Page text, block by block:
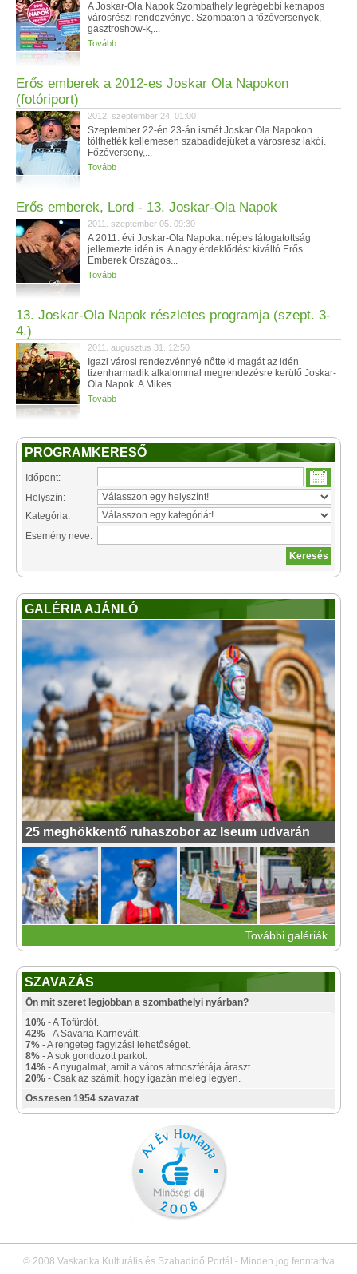
A Joskar-Ola Napok Szombathely legrégebbi kétnapos
városrészi rendezvénye. Szombaton a főzőversenyek,
gasztroshow-k,...
Tovább
Erős emberek a 2012-es Joskar Ola Napokon
(fotóriport)
2012. szeptember 24. 01:00
Szeptember 22-én 23-án ismét Joskar Ola Napokon
tölthették kellemesen szabadidejüket a városrész lakói.
Főzőverseny,...
Tovább
Erős emberek, Lord - 13. Joskar-Ola Napok
2011. szeptember 05. 09:30
A 2011. évi Joskar-Ola Napokat népes látogatottság
jellemezte idén is. A nagy érdeklődést kiváltó Erős
Emberek Országos...
Tovább
13. Joskar-Ola Napok részletes programja (szept. 3-
4.)
2011. augusztus 31. 12:50
Igazi városi rendezvénnyé nőtte ki magát az idén
tizenharmadik alkalommal megrendezésre kerülő Joskar-
Ola Napok. A Mikes...
Tovább
PROGRAMKERESŐ
Időpont:
Helyszín:
Kategória:
Esemény neve:
GALÉRIA AJÁNLÓ
25 meghökkentő ruhaszobor az Iseum udvarán
További galériák
SZAVAZÁS
Ön mit szeret legjobban a szombathelyi nyárban?
10% - A Tófürdőt.
42% - A Savaria Karnevált.
7% - A rengeteg fagyizási lehetőséget.
8% - A sok gondozott parkot.
14% - A nyugalmat, amit a város atmoszférája áraszt.
20% - Csak az számít, hogy igazán meleg legyen.
Összesen 1954 szavazat
© 2008 Vaskarika Kulturális és Szabadidő Portál - Minden jog fenntartva